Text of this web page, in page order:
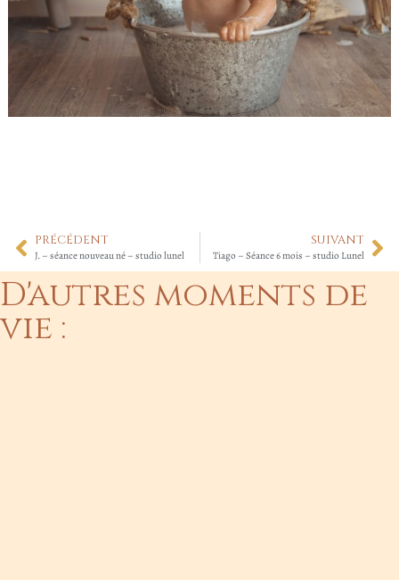
PRÉCÉDENT
J. – séance nouveau né – studio lunel
SUIVANT
Tiago – Séance 6 mois – studio Lunel
D'autres moments de
vie :